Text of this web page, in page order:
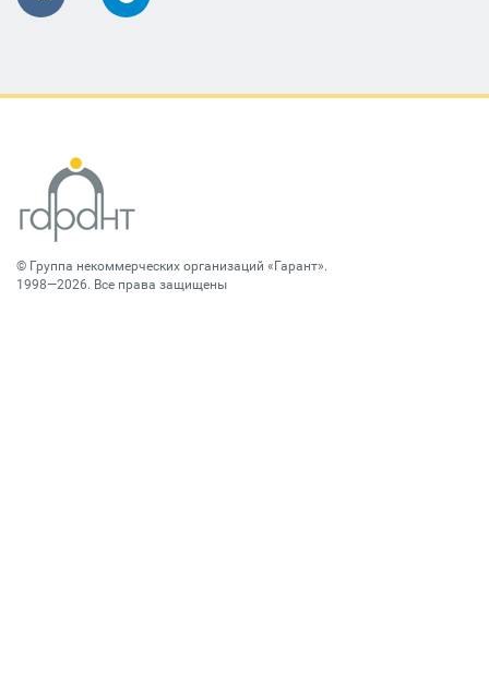
© Группа некоммерческих организаций «Гарант».
1998—2026. Все права защищены